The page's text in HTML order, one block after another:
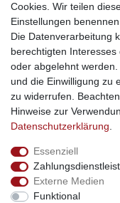
Facebook
sicher einkaufen
Sichere Bestellung und
Cookies. Wir teilen
Einstellungen benennen.
Die Datenverarbeitung
berechtigten
oder abgelehnt
und die Einwilligung zu
zu widerrufen.
Hinweise zur
Daten­schutz­erklärung
Essenziell
Externe Medien
Funktional
Widerrufs­recht